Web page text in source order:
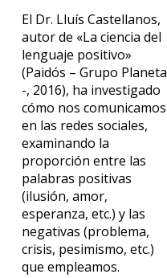
El Dr. Lluís Castellanos,
autor de «La ciencia del
lenguaje positivo»
(Paidós – Grupo Planeta
-, 2016), ha investigado
cómo nos comunicamos
en las redes sociales,
examinando la
proporción entre las
palabras positivas
(ilusión, amor,
esperanza, etc.) y las
negativas (problema,
crisis, pesimismo, etc.)
que empleamos.